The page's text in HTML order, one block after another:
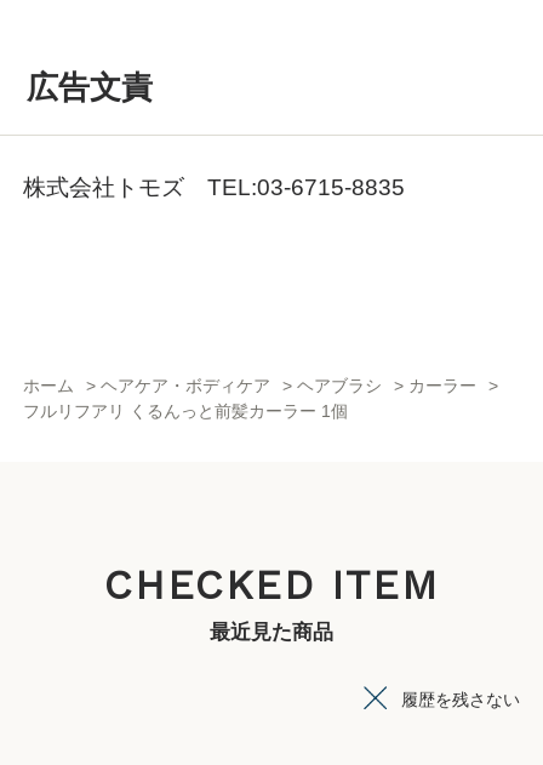
広告文責
株式会社トモズ TEL:03-6715-8835
ホーム >ヘアケア・ボディケア >ヘアブラシ > カーラー
>
フルリフアリ くるんっと前髪カーラー 1個
CHECKED ITEM
最近見た商品
履歴を残さない